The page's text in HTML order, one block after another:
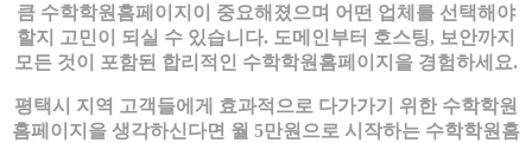
큼 수학학원홈페이지이 중요해졌으며 어떤 업체를 선택해야
할지 고민이 되실 수 있습니다. 도메인부터 호스팅, 보안까지
모든 것이 포함된 합리적인 수학학원홈페이지을 경험하세요.
평택시 지역 고객들에게 효과적으로 다가가기 위한 수학학원
홈페이지을 생각하신다면 월 5만원으로 시작하는 수학학원홈